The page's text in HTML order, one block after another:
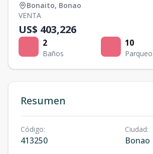
Bonaito, Bonao
VENTA
US$ 403,226
2
Baños
10
Parqueo
Resumen
Código:
413250
Ciudad:
Bonao